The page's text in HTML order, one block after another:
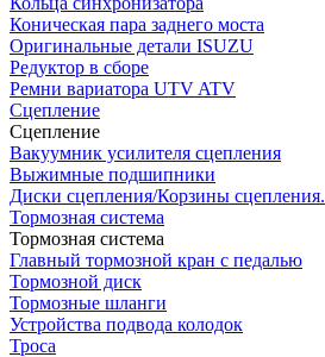
Коническая пара заднего моста
Оригинальные детали ISUZU
Редуктор в сборе
Ремни вариатора UTV ATV
Сцепление
Сцепление
Вакуумник усилителя сцепления
Выжимные подшипники
Диски сцепления/Корзины сцепления.
Тормозная система
Тормозная система
Главный тормозной кран с педалью
Тормозной диск
Тормозные шланги
Устройства подвода колодок
Троса